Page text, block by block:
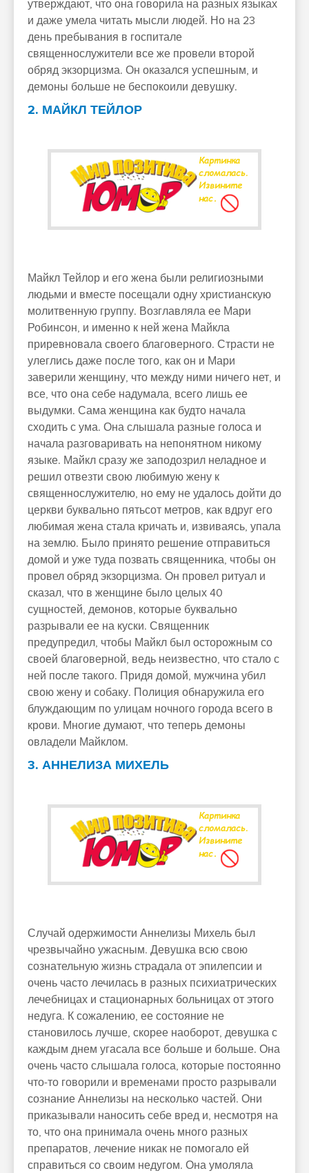
утверждают, что она говорила на разных языках
и даже умела читать мысли людей. Но на 23
день пребывания в госпитале
священнослужители все же провели второй
обряд экзорцизма. Он оказался успешным, и
демоны больше не беспокоили девушку.
2. МАЙКЛ ТЕЙЛОР
Майкл Тейлор и его жена были религиозными
людьми и вместе посещали одну христианскую
молитвенную группу. Возглавляла ее Мари
Робинсон, и именно к ней жена Майкла
приревновала своего благоверного. Страсти не
улеглись даже после того, как он и Мари
заверили женщину, что между ними ничего нет, и
все, что она себе надумала, всего лишь ее
выдумки. Сама женщина как будто начала
сходить с ума. Она слышала разные голоса и
начала разговаривать на непонятном никому
языке. Майкл сразу же заподозрил неладное и
решил отвезти свою любимую жену к
священнослужителю, но ему не удалось дойти до
церкви буквально пятьсот метров, как вдруг его
любимая жена стала кричать и, извиваясь, упала
на землю. Было принято решение отправиться
домой и уже туда позвать священника, чтобы он
провел обряд экзорцизма. Он провел ритуал и
сказал, что в женщине было целых 40
сущностей, демонов, которые буквально
разрывали ее на куски. Священник
предупредил, чтобы Майкл был осторожным со
своей благоверной, ведь неизвестно, что стало с
ней после такого. Придя домой, мужчина убил
свою жену и собаку. Полиция обнаружила его
блуждающим по улицам ночного города всего в
крови. Многие думают, что теперь демоны
овладели Майклом.
3. АННЕЛИЗА МИХЕЛЬ
Случай одержимости Аннелизы Михель был
чрезвычайно ужасным. Девушка всю свою
сознательную жизнь страдала от эпилепсии и
очень часто лечилась в разных психиатрических
лечебницах и стационарных больницах от этого
недуга. К сожалению, ее состояние не
становилось лучше, скорее наоборот, девушка с
каждым днем угасала все больше и больше. Она
очень часто слышала голоса, которые постоянно
что-то говорили и временами просто разрывали
сознание Аннелизы на несколько частей. Они
приказывали наносить себе вред и, несмотря на
то, что она принимала очень много разных
препаратов, лечение никак не помогало ей
справиться со своим недугом. Она умоляла